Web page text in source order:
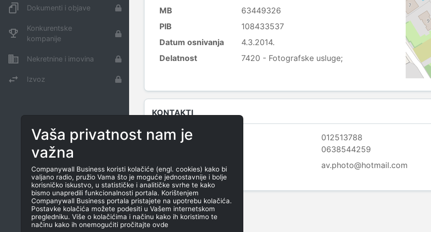
Dokumenti i objave
Konkurentske
kompanije
Nekretnine i imovina
Izvoz
MB
63449326
PIB
108433537
Datum osnivanja
4.3.2014.
Delatnost
7420 - Fotografske usluge;
KONTAKTI
TEL
012513788
0638544259
E-MAIL
av.photo@hotmail.com
Vaša privatnost nam je
važna
Companywall Business koristi kolačiće (engl. cookies) kako bi
valjano radio, pružio Vama što je moguće jednostavnije i bolje
korisničko iskustvo, u statističke i analitičke svrhe te kako
bismo unapredili funkcionalnosti portala. Korištenjem
Companywall Business portala pristajete na upotrebu kolačića.
Postavke kolačića možete podesiti u Vašem internetskom
pregledniku. Više o kolačićima i načinu kako ih koristimo te
načinu kako ih onemogućiti pročitajte ovde